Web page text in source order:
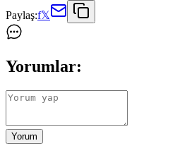
Paylaş:f𝕏
Yorumlar:
Yorum